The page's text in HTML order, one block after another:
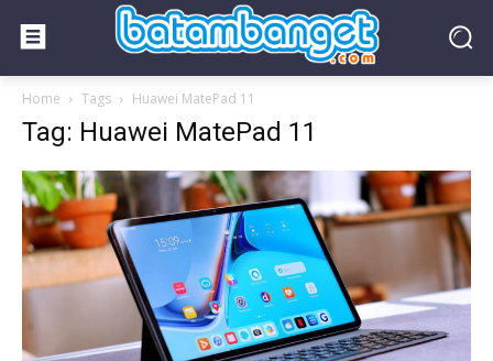
Home Tags Huawei MatePad 11
Tag: Huawei MatePad 11